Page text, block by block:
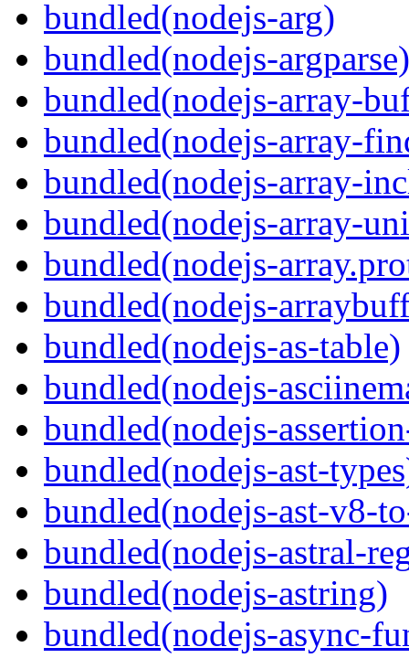
bundled(nodejs-arg)
bundled(nodejs-argparse)
bundled(nodejs-array-
bundled(nodejs-array-
bundled(nodejs-array-
bundled(nodejs-array-
bundled(nodejs-
bundled(nodejs-
bundled(nodejs-as-table)
bundled(nodejs-
bundled(nodejs-
bundled(nodejs-ast-
bundled(nodejs-ast-v8-
bundled(nodejs-astral-
bundled(nodejs-astring)
bundled(nodejs-async-